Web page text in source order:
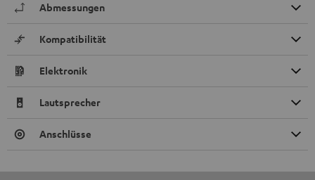
Abmessungen
Kompatibilität
Elektronik
Lautsprecher
Anschlüsse